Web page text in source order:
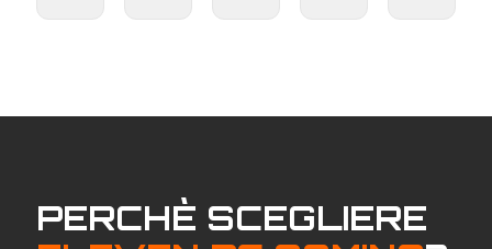
PERCHÈ SCEGLIERE